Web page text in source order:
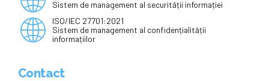
Sistem de management al securității informației
ISO/IEC 27701:2021
Sistem de management al confidențialității
informațiilor
Contact